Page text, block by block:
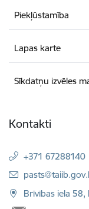
Piekļūstamība
Lapas karte
Sīkdatņu izvēles
Kontakti
+371 67288140
E-pasts:
Brīvības iela 58,